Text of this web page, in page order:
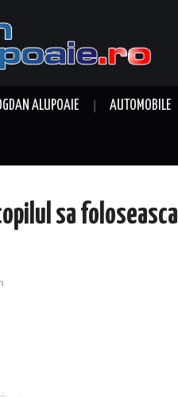
ALUPOAIE AUTOMOBILE
sa foloseasca